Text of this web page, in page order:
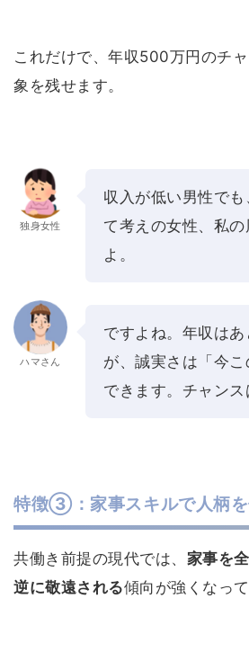
これだけで、年収500万円のチ
象を残せます。
独身女性
収入が低い男性で
て考えの女性、私
よ。
ハマさん
ですよね。年収は
が、誠実さは「今
できます。チャンス
特徴③：家事スキルで人柄
共働き前提の現代では、 家事を
逆に敬遠される傾向が強くなって